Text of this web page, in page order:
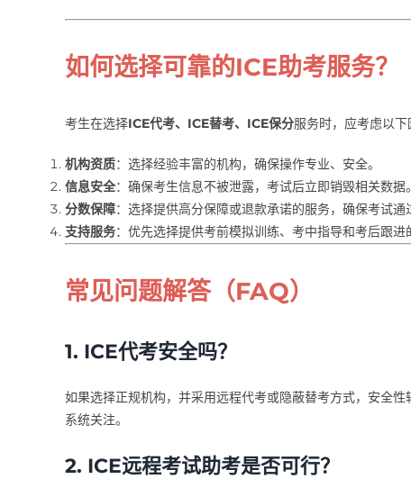
如何选择可靠的ICE助考服务？
考生在选择ICE代考、ICE替考、ICE保分服务时，应考虑以下
机构资质：选择经验丰富的机构，确保操作专业、安全。
信息安全：确保考生信息不被泄露，考试后立即销毁相关数据。
分数保障：选择提供高分保障或退款承诺的服务，确保考试通
支持服务：优先选择提供考前模拟训练、考中指导和考后跟进
常见问题解答（FAQ）
1. ICE代考安全吗？
如果选择正规机构，并采用远程代考或隐蔽替考方式，安全
系统关注。
2. ICE远程考试助考是否可行？